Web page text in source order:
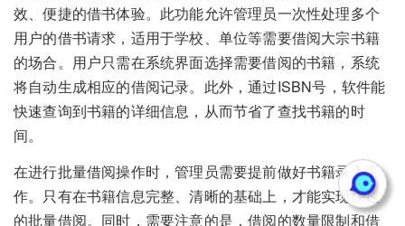
效、便捷的借书体验。此功能允许管理员一次性处理多个
用户的借书请求，适用于学校、单位等需要借阅大宗书籍
的场合。用户只需在系统界面选择需要借阅的书籍，系统
将自动生成相应的借阅记录。此外，通过ISBN号，软件能
快速查询到书籍的详细信息，从而节省了查找书籍的时
间。
在进行批量借阅操作时，管理员需要提前做好书籍录入工
作。只有在书籍信息完整、清晰的基础上，才能实现快速
的批量借阅。同时，需要注意的是，借阅的数量限制和借